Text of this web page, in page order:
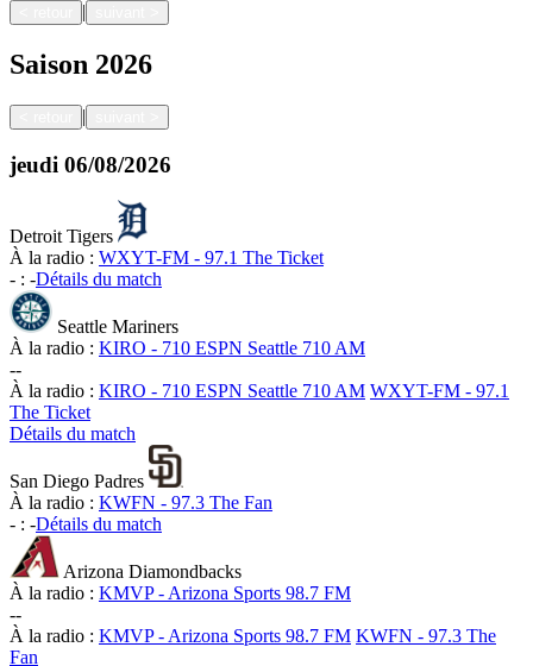
|
Saison 2026
|
jeudi 06/08/2026
Detroit Tigers
À la radio : WXYT-FM - 97.1 The Ticket
- : -Détails du match
Seattle Mariners
À la radio : KIRO - 710 ESPN Seattle 710 AM
--
À la radio : KIRO - 710 ESPN Seattle 710 AM WXYT-FM - 97.1
The Ticket
Détails du match
San Diego Padres
À la radio : KWFN - 97.3 The Fan
- : -Détails du match
Arizona Diamondbacks
À la radio : KMVP - Arizona Sports 98.7 FM
--
À la radio : KMVP - Arizona Sports 98.7 FM KWFN - 97.3 The
Fan